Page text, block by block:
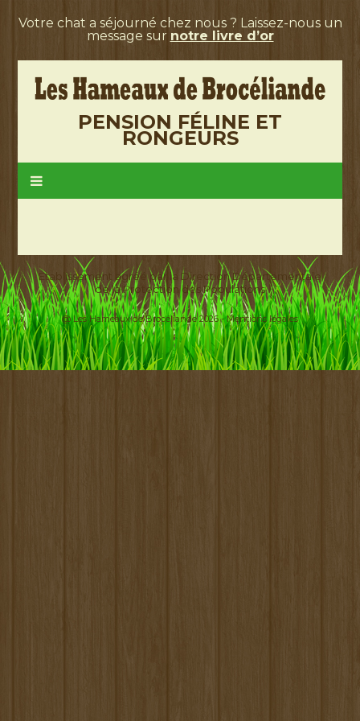
Votre chat a séjourné chez nous ? Laissez-nous un
message sur notre livre d’or
PENSION FÉLINE ET
RONGEURS
Etablissement agréé par la Direction Départementale
de la Protection des Populations
@ Les Hameaux de Brocéliande 2026 -Mentions légales